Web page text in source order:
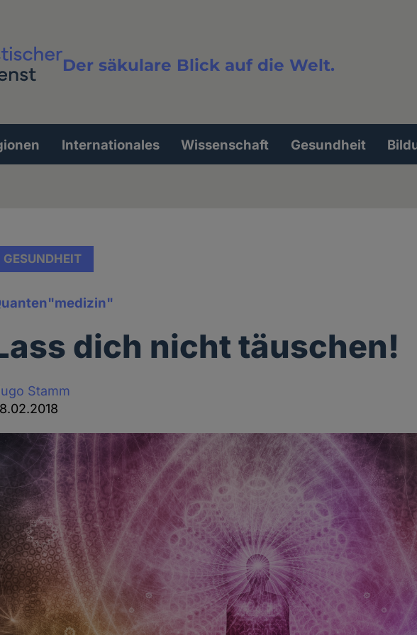
Der säkulare Blick auf die Welt.
Volltextsuche
Internationales Wissenschaft Gesundheit
GESUNDHEIT
dich nicht täuschen!
Stamm